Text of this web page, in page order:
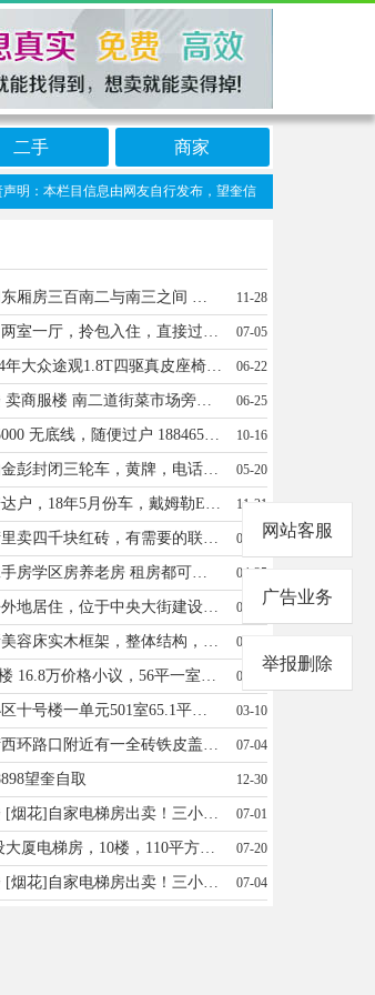
二手 商家
明：本栏目信息由网友自行发布，望奎信息网不承担任何责
豪绅家园东厢房三百南二与南三之间 商服出卖 面积122平 5500一平 地段好位置佳 诚心的可拨打电话?15046589995 11-28
85平，。两室一厅，拎包入住，直接过户，有意向联系18645530467 07-05
卖车 2014年大众途观1.8T四驱真皮座椅，座椅加热，全景天窗，公里数十五万，全车原漆没伤没事故，（检车，保险都刚交完）.联系电话15764553311 06-22
卖商服楼 卖商服楼 南二道街菜市场旁边一楼60平方地下室60平方商铺出卖，对面就是老中医院南大门。地址好位置佳到手就出租每年都有收入。价格面谈联系电话18724362867 06-25
13224655000 无底线，随便过户 18846554656无底线，随便过户 想要的联系 18846554656 10-16
九成新的金彭封闭三轮车，黄牌，电话15004558404 05-20
卖车，安达户，18年5月份车，戴姆勒EST430马力，盛润灌，营运中，诚心买联系电话：13354528846 11-21
望奎县街里卖四千块红砖，有需要的联系电话，15504557218 06-29
一手房二手房学区房养老房 租房都可以联系我15765794907 04-25
云户主去外地居住，位于中央大街建设大厦西侧机电楼50平方旺铺吉售。有房照、门斗、卫生间、吊铺，不欠费用。曾经营“双发东糖尿病食品专卖店”“牧纯黑猪肉专卖店”。15645542467 03-24
出售全新美容床实木框架，整体结构，体感舒适，软硬适中，面料亲肤透气性好，价格实惠，本人给附带全新赠品联系电话15046587780 01-14
明鑫园 4楼 16.8万价格小议，56平一室一大厅， 下楼就是一小六中 不山不顶，家电齐全，拎包入住， 房照过五 ☎️18846595858 06-09
华腾园小区十号楼一单元501室65.1平电话15946157373 03-10
南五道街西环路口附近有一全砖铁皮盖平房出卖，面积96平米，交通便利，电话15546563384 07-04
望奎自取 12-30
低价卖楼 [烟花]自家电梯房出卖！三小四中学区 乾程花园B7栋5单元 402室75.6平联系电话13212853563 07-01
卖楼 建设大厦电梯房，10楼，110平方，南北通透，黄金楼层，适合居住、学区，养老，产权清晰，拎包入住。电话：16645576008 07-20
低价卖楼 [烟花]自家电梯房出卖！三小四中学区 乾程花园B7栋5单元 402室75.6平联系电话13212853563 07-04
网站客服
广告业务
举报删除